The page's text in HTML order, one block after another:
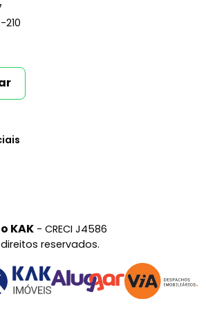
210
KAK - CRECI J4586
reservados.